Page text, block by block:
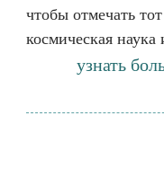
чтобы отмечать
космическая
узнать